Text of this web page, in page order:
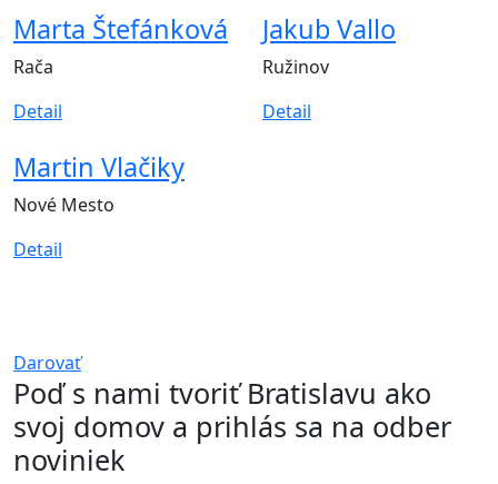
Marta Štefánková
Rača
Detail
Jakub Vallo
Ružinov
Detail
Martin Vlačiky
Nové Mesto
Detail
Darovať
Poď s nami tvoriť Bratislavu ako
svoj domov a prihlás sa na odber
noviniek